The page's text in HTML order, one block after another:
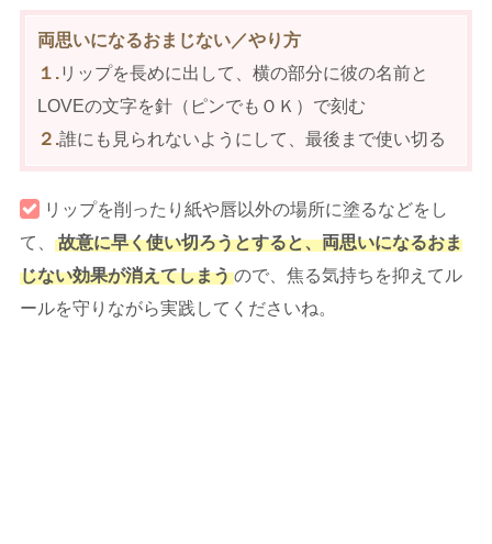
両思いになるおまじない／やり方
１.リップを長めに出して、横の部分に彼の名前と
LOVEの文字を針（ピンでもＯＫ）で刻む
２.誰にも見られないようにして、最後まで使い切る
リップを削ったり紙や唇以外の場所に塗るなどをし
て、
故意に早く使い切ろうとすると、両思いになるおま
じない効果が消えてしまうので、焦る気持ちを抑えてル
ールを守りながら実践してくださいね。